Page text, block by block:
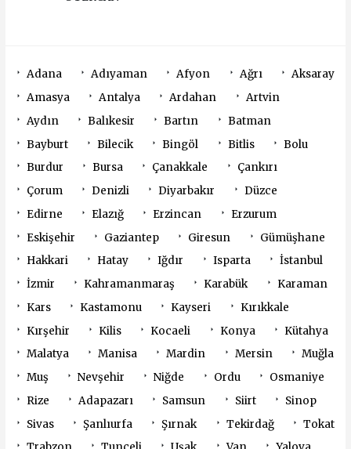
Adana Adıyaman Afyon Ağrı
Aksaray
Amasya
Antalya Ardahan
Artvin
Aydın
Balıkesir Bartın
Batman
Bayburt
Bilecik Bingöl Bitlis
Bolu
Burdur
Bursa Çanakkale
Çankırı
Çorum
Denizli Diyarbakır
Düzce
Edirne
Elazığ Erzincan
Erzurum
Eskişehir
Gaziantep Giresun
Gümüşhane
Hakkari
Hatay Iğdır Isparta
İstanbul
İzmir
Kahramanmaraş Karabük
Karaman
Kars
Kastamonu Kayseri
Kırıkkale
Kırşehir
Kilis Kocaeli Konya
Kütahya
Malatya
Manisa Mardin Mersin
Muğla
Muş
Nevşehir Niğde Ordu
Osmaniye
Rize
Adapazarı Samsun Siirt
Sinop
Sivas
Şanlıurfa Şırnak Tekirdağ
Tokat